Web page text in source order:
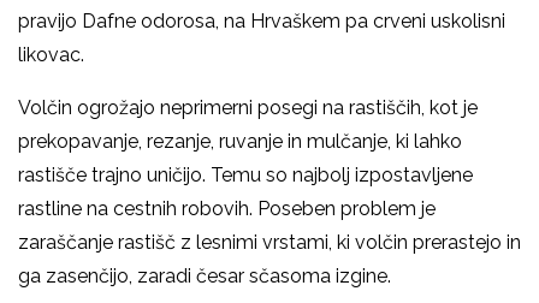
pravijo Dafne odorosa, na Hrvaškem pa crveni uskolisni
likovac.
Volčin ogrožajo neprimerni posegi na rastiščih, kot je
prekopavanje, rezanje, ruvanje in mulčanje, ki lahko
rastišče trajno uničijo. Temu so najbolj izpostavljene
rastline na cestnih robovih. Poseben problem je
zaraščanje rastišč z lesnimi vrstami, ki volčin prerastejo in
ga zasenčijo, zaradi česar sčasoma izgine.